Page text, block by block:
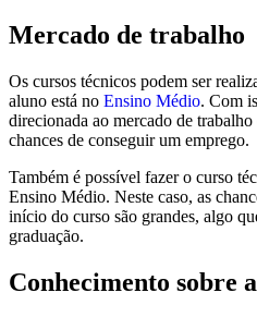
Mercado de trabalho
Os cursos técnicos podem ser
aluno está no Ensino Médio. Com
direcionada ao mercado de
chances de conseguir um emprego.
Também é possível fazer o curso
Ensino Médio. Neste caso, as
início do curso são grandes, algo
graduação.
Conhecimento sobre